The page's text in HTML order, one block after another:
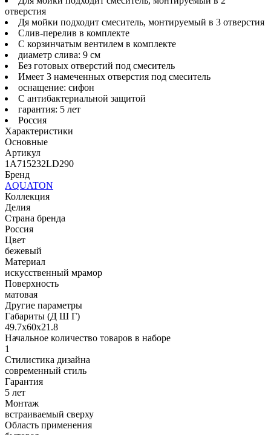
отверстия
Дя мойки подходит смеситель, монтируемый в 3 отверстия
Слив-перелив в комплекте
С корзинчатым вентилем в комплекте
диаметр слива: 9 см
Без готовых отверстий под смеситель
Имеет 3 намеченных отверстия под смеситель
оснащение: сифон
С антибактериальной защитой
гарантия: 5 лет
Россия
Характеристики
Основные
Артикул
1A715232LD290
Бренд
AQUATON
Коллекция
Делия
Страна бренда
Россия
Цвет
бежевый
Материал
искусственный мрамор
Поверхность
матовая
Другие параметры
Габариты (Д Ш Г)
49.7х60х21.8
Начальное количество товаров в наборе
1
Стилистика дизайна
современный стиль
Гарантия
5 лет
Монтаж
встраиваемый сверху
Область применения